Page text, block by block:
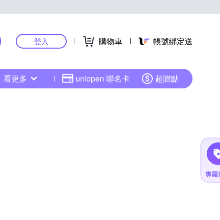
登入 購物車 帳號綁定送
看更多 uniopen 聯名卡 超贈點